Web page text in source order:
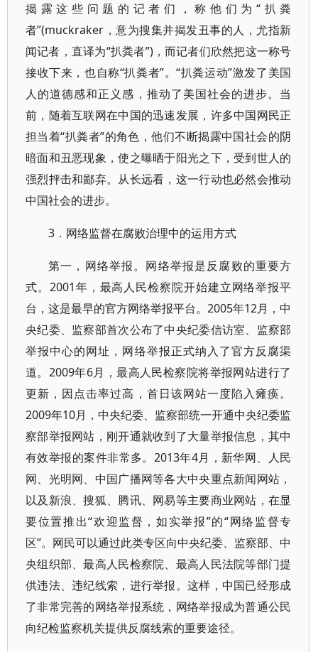
揭露这些问题的记者们，称他们为“扒粪
者”(muckraker，意为搜集并揭发丑事的人，尤指新
闻记者，直译为“扒粪者”)，而记者们欣然把这一称号
接收下来，也自称“扒粪者”。“扒粪运动”激发了美国
人的道德感和正义感，推动了美国社会的进步。当
前，随着互联网在中国的迅速发展，许多中国网民正
担当着“扒粪者”的角色，他们不断揭露中国社会的阴
暗面和丑恶现象，使之曝晒于阳光之下，受到世人的
强烈抨击和鄙弃。从长远看，这一行动也必然会推动
中国社会的进步。
3．网络监督在腐败治理中的运用方式
第一，网络举报。网络举报是反腐败的重要方
式。2001年，最高人民检察院开始建立网络举报平
台，这是最早的官方网络举报平台。2005年12月，中
央纪委、监察部首次公布了中央纪委信访室、监察部
举报中心的网址，网络举报正式纳入了官方反腐渠
道。2009年6月，最高人民检察院将举报网站进行了
更新，因点击率过高，首日该网站一度陷入瘫痪。
2009年10月，中央纪委、监察部统一开通中央纪委监
察部举报网站，刚开通就收到了大量举报信息，其中
有效举报的案件非常多。2013年4月，新华网、人民
网、光明网、中国广播网等各大中央重点新闻网站，
以及新浪、搜狐、腾讯、网易等主要商业网站，在显
要位置推出“欢迎监督，如实举报”的“网络监督专
区”。网民可以通过此类专区向中央纪委、监察部、中
央组织部、最高人民检察院、最高人民法院等部门提
供违法、违纪线索，进行举报。这样，中国已经形成
了非常完善的网络举报系统，网络举报成为普通公民
向纪检监察机关提供反腐线索的重要途径。